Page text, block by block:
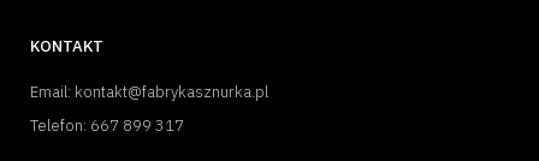
KONTAKT
Email: kontakt@fabrykasznurka.pl
Telefon: 667 899 317